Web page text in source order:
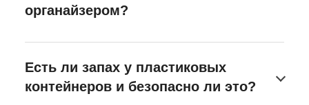
органайзером?
Есть ли запах у пластиковых
контейнеров и безопасно ли это?